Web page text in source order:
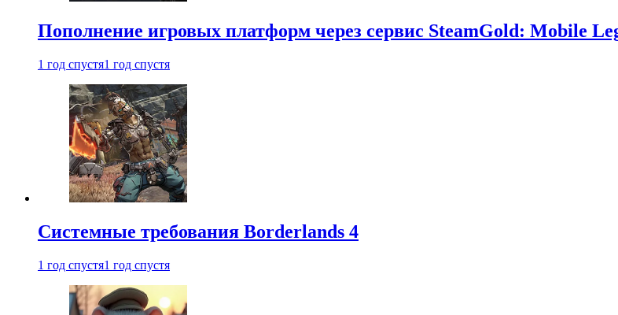
Пополнение игровых платформ через сервис SteamGold: Mobile
1 год спустя1 год спустя
Системные требования Borderlands 4
1 год спустя1 год спустя